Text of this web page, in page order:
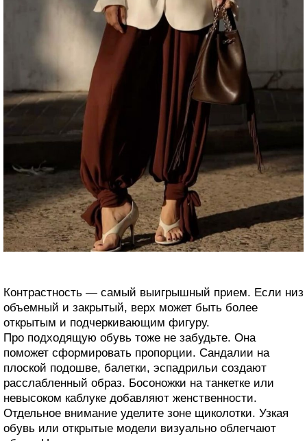
Контрастность — самый выигрышный прием. Если низ
объемный и закрытый, верх может быть более
открытым и подчеркивающим фигуру.
Про подходящую обувь тоже не забудьте. Она
поможет сформировать пропорции. Сандалии на
плоской подошве, балетки, эспадрильи создают
расслабленный образ. Босоножки на танкетке или
невысоком каблуке добавляют женственности.
Отдельное внимание уделите зоне щиколотки. Узкая
обувь или открытые модели визуально облегчают